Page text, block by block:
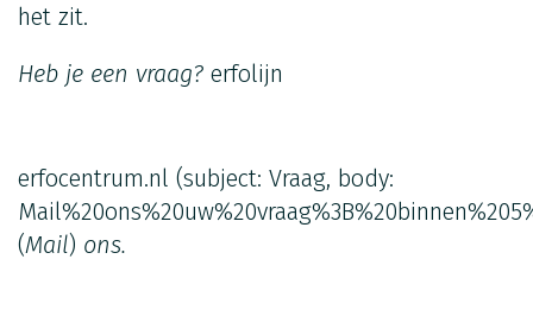
het zit.
Heb je een vraag? erfolijn
erfocentrum.nl (subject: Vraag, body:
(Mail) ons.